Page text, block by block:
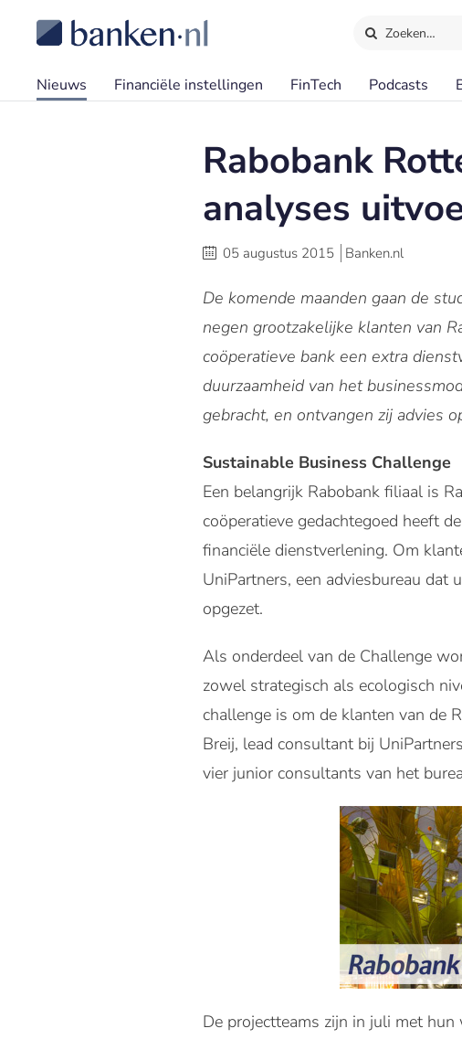
Zoeken…
Nieuws Financiële instellingen FinTech Podcasts
Rabobank
analyses
05 augustus 2015 Banken.nl
De komende maanden gaan de
negen grootzakelijke klanten van
coöperatieve bank een extra
duurzaamheid van het
gebracht, en ontvangen zij advies
Sustainable Business Challenge
Een belangrijk Rabobank filiaal is
coöperatieve gedachtegoed heeft
financiële dienstverlening. Om
UniPartners, een adviesbureau dat
opgezet.
Als onderdeel van de Challenge
zowel strategisch als ecologisch
challenge is om de klanten van de
Breij, lead consultant bij
vier junior consultants van het
De projectteams zijn in juli met